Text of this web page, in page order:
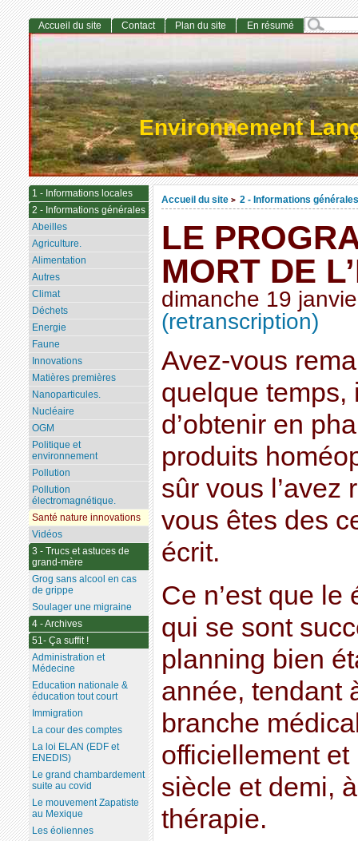
Environnement
Accueil du site > 2 - Informations générales
LE
MORT DE
dimanche 19
(retranscription)
Avez-vous
quelque temps,
d’obtenir en
produits
sûr vous l’avez
vous êtes des
écrit.
Ce n’est que
qui se sont
planning bien
année, tendant
branche
officiellement et
siècle et demi,
thérapie.
Accueil du site Contact Plan du site En résumé
1 - Informations locales
2 - Informations générales
Abeilles
Agriculture.
Alimentation
Autres
Climat
Déchets
Energie
Faune
Innovations
Matières premières
Nanoparticules.
Nucléaire
OGM
Politique et
environnement
Pollution
Pollution
électromagnétique.
Santé nature innovations
Vidéos
3 - Trucs et astuces de
grand-mère
Grog sans alcool en cas
de grippe
Soulager une migraine
4 - Archives
51- Ça suffit !
Administration et
Médecine
Education nationale &
éducation tout court
Immigration
La cour des comptes
La loi ELAN (EDF et
ENEDIS)
Le grand chambardement
suite au covid
Le mouvement Zapatiste
au Mexique
Les éoliennes